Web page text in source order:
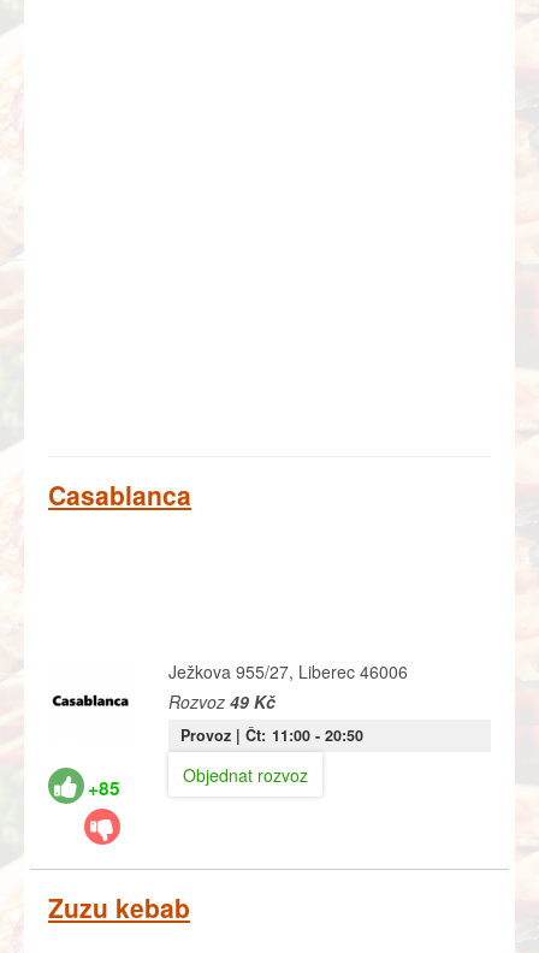
Casablanca
+85
Ježkova 955/27, Liberec 46006
Rozvoz 49 Kč
Provoz | Čt: 11:00- 20:50
Objednat rozvoz
Zuzu kebab